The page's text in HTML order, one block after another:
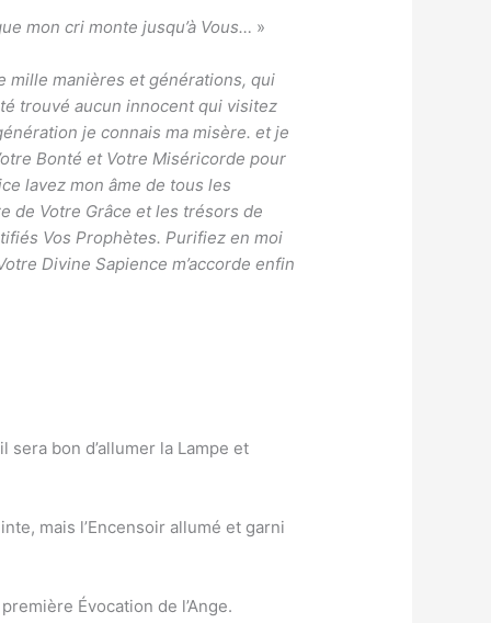
mon cri monte jusqu’à Vous… »
mille manières et générations, qui
trouvé aucun innocent qui visitez
je connais ma misère. et je
Bonté et Votre Miséricorde pour
lavez mon âme de tous les
de Votre Grâce et les trésors de
Vos Prophètes. Purifiez en moi
Divine Sapience m’accorde enfin
bon d’allumer la Lampe et
mais l’Encensoir allumé et garni
Évocation de l’Ange.